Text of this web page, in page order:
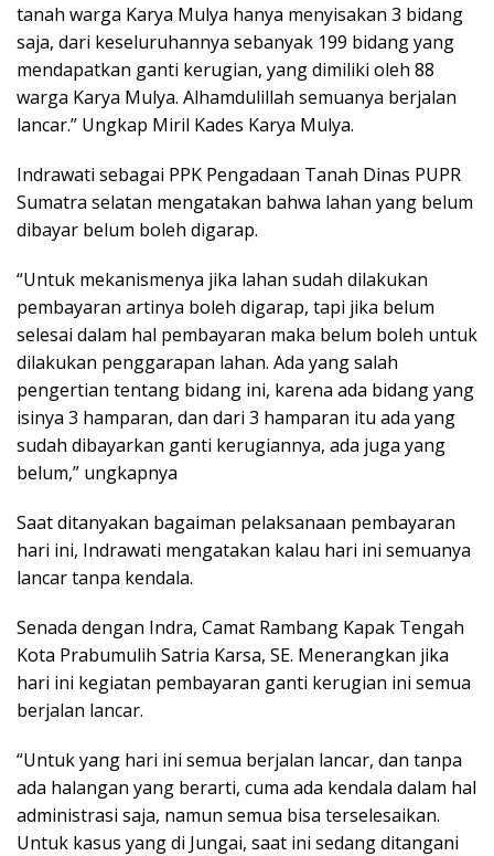
tanah warga Karya Mulya hanya menyisakan 3 bidang
saja, dari keseluruhannya sebanyak 199 bidang yang
mendapatkan ganti kerugian, yang dimiliki oleh 88
warga Karya Mulya. Alhamdulillah semuanya berjalan
lancar.” Ungkap Miril Kades Karya Mulya.
Indrawati sebagai PPK Pengadaan Tanah Dinas PUPR
Sumatra selatan mengatakan bahwa lahan yang belum
dibayar belum boleh digarap.
“Untuk mekanismenya jika lahan sudah dilakukan
pembayaran artinya boleh digarap, tapi jika belum
selesai dalam hal pembayaran maka belum boleh untuk
dilakukan penggarapan lahan. Ada yang salah
pengertian tentang bidang ini, karena ada bidang yang
isinya 3 hamparan, dan dari 3 hamparan itu ada yang
sudah dibayarkan ganti kerugiannya, ada juga yang
belum,” ungkapnya
Saat ditanyakan bagaiman pelaksanaan pembayaran
hari ini, Indrawati mengatakan kalau hari ini semuanya
lancar tanpa kendala.
Senada dengan Indra, Camat Rambang Kapak Tengah
Kota Prabumulih Satria Karsa, SE. Menerangkan jika
hari ini kegiatan pembayaran ganti kerugian ini semua
berjalan lancar.
“Untuk yang hari ini semua berjalan lancar, dan tanpa
ada halangan yang berarti, cuma ada kendala dalam hal
administrasi saja, namun semua bisa terselesaikan.
Untuk kasus yang di Jungai, saat ini sedang ditangani